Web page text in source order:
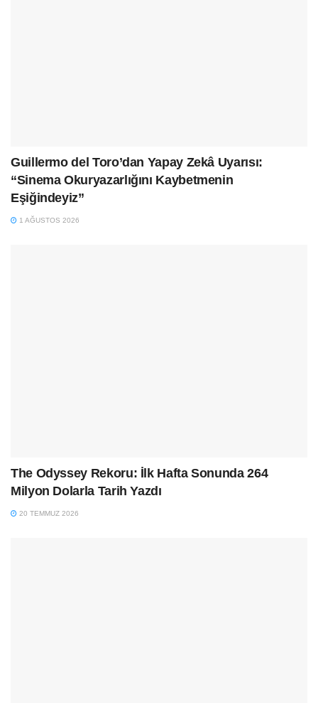
Guillermo del Toro’dan Yapay Zekâ Uyarısı:
“Sinema Okuryazarlığını Kaybetmenin
Eşiğindeyiz”
1 AĞUSTOS 2026
The Odyssey Rekoru: İlk Hafta Sonunda 264
Milyon Dolarla Tarih Yazdı
20 TEMMUZ 2026